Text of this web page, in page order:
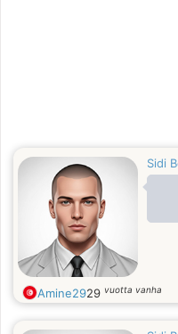
Sidi
Amine2929 vuotta vanha